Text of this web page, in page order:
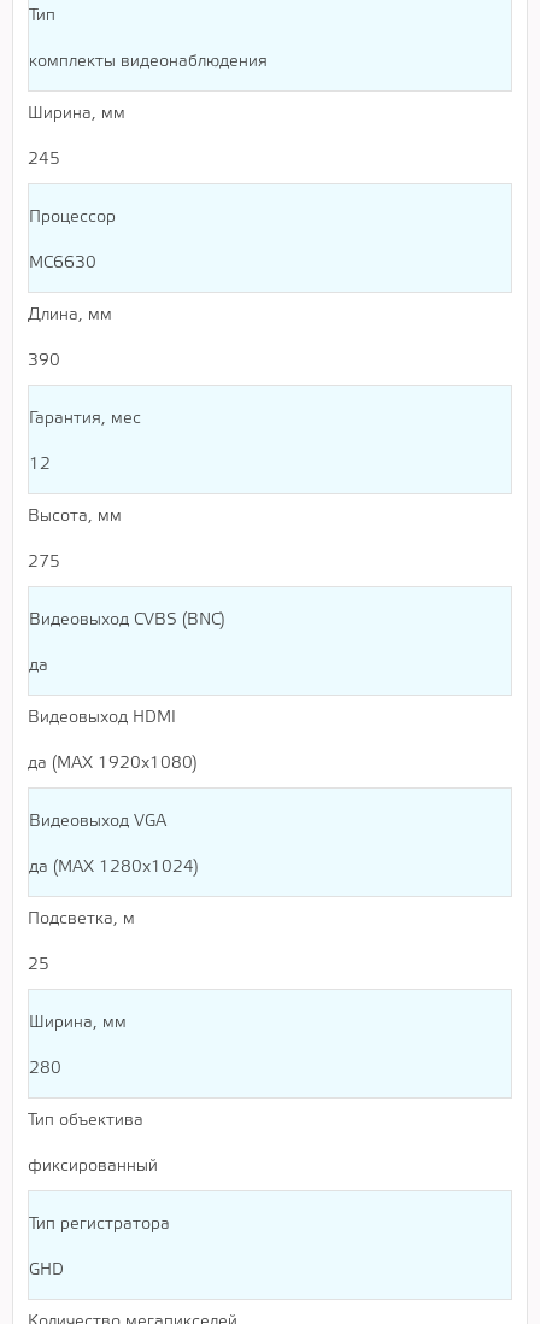
Тип
комплекты видеонаблюдения
Ширина, мм
245
Процессор
MC6630
Длина, мм
390
Гарантия, мес
12
Высота, мм
275
Видеовыход CVBS (BNC)
да
Видеовыход HDMI
да (MAX 1920x1080)
Видеовыход VGA
да (MAX 1280x1024)
Подсветка, м
25
Ширина, мм
280
Тип объектива
фиксированный
Тип регистратора
GHD